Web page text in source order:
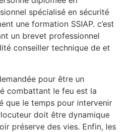
spécialisé en sécurité
une formation SSIAP. c’est
un brevet professionnel
conseiller technique de et
pour être un
combattant le feu est la
que le temps pour intervenir
doit être dynamique
préserve des vies. Enfin, les